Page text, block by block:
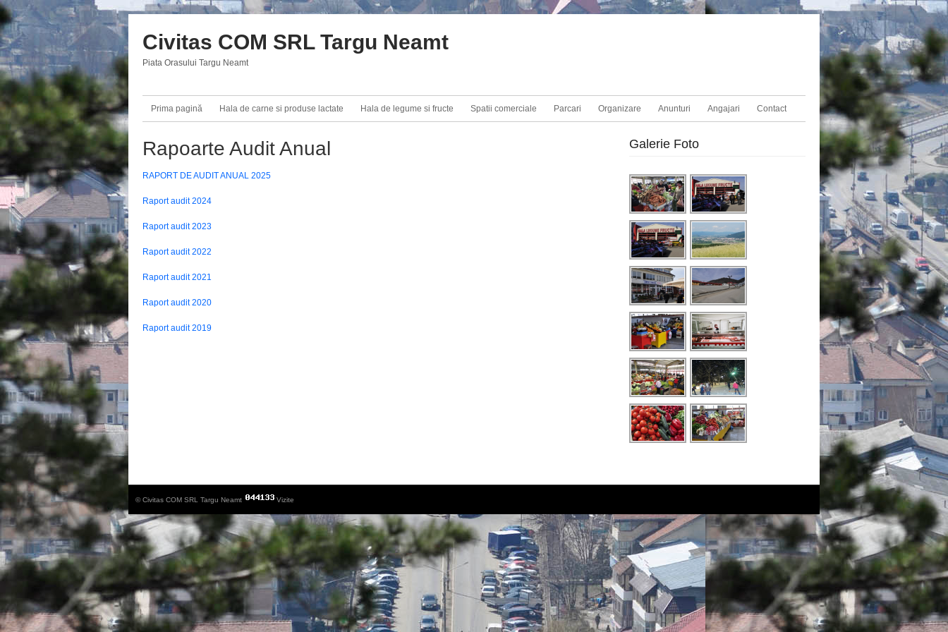
Civitas COM SRL Targu Neamt
Piata Orasului Targu Neamt
Prima pagină Hala de carne si produse lactate Hala de legume si fructe Spatii comerciale Parcari Organizare Anunturi Angajari Contact
Rapoarte Audit Anual
RAPORT DE AUDIT ANUAL 2025
Raport audit 2024
Raport audit 2023
Raport audit 2022
Raport audit 2021
Raport audit 2020
Raport audit 2019
Galerie Foto
© Civitas COM SRL Targu Neamt Vizite